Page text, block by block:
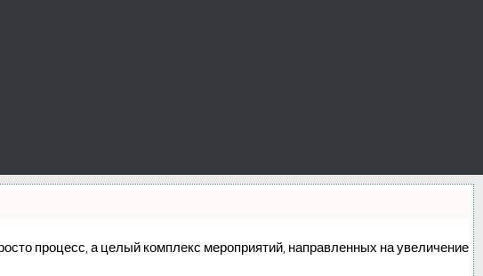
процесс, а целый комплекс мероприятий, направленных на увеличение